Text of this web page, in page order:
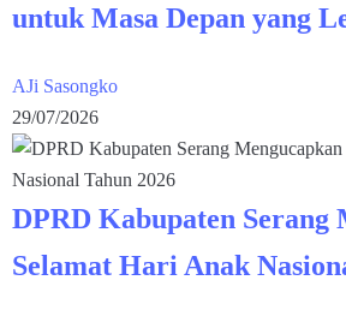
untuk Masa Depan yang
AJi Sasongko
29/07/2026
DPRD Kabupaten Serang
Selamat Hari Anak